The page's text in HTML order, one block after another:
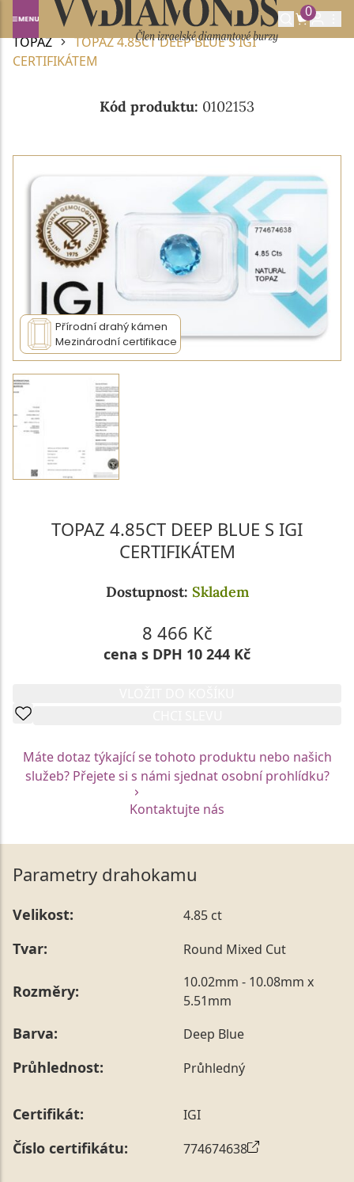
0
Domů
DRAHOKAMY A POLODRAHOKAMY
TOPAZ
TOPAZ 4.85CT DEEP BLUE S IGI
CERTIFIKÁTEM
Kód produktu: 0102153
Přírodní drahý kámen
Mezinárodní certifikace
TOPAZ 4.85CT DEEP BLUE S IGI
CERTIFIKÁTEM
Dostupnost: Skladem
8 466 Kč
cena s DPH 10 244 Kč
Máte dotaz týkající se tohoto produktu nebo našich
služeb? Přejete si s námi sjednat osobní prohlídku?
Kontaktujte nás
Parametry drahokamu
Velikost: 4.85 ct
Tvar: Round Mixed Cut
Rozměry:
10.02mm - 10.08mm x
5.51mm
Barva: Deep Blue
Průhlednost: Průhledný
Certifikát: IGI
Číslo certifikátu: 774674638